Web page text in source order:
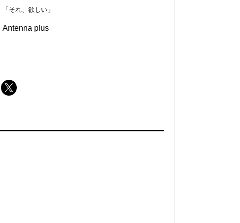
「それ、欲しい」
Antenna plus